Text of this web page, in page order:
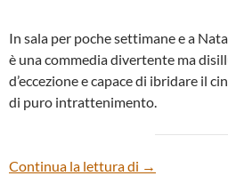
In sala per poche settimane e a
è una commedia divertente ma
d’eccezione e capace di ibridare il
di puro intrattenimento.
Continua la lettura di “DON’T
→